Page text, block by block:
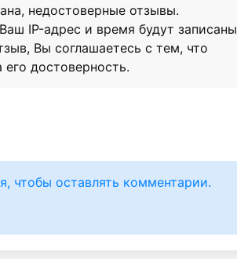
недостоверные отзывы.
IP-адрес и время будут записаны
Вы соглашаетесь с тем, что
его достоверность.
чтобы оставлять комментарии.